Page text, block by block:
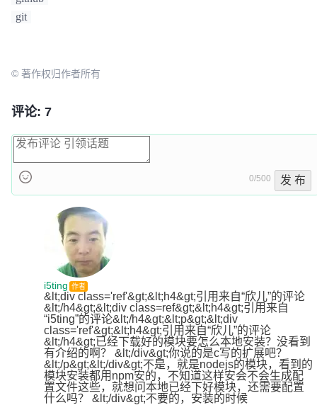
git
© 著作权归作者所有
评论: 7
0/500 发 布
i5ting 作者
&lt;div class='ref'&gt;&lt;h4&gt;引用来自“欣儿”的评论
&lt;/h4&gt;&lt;div class=ref&gt;&lt;h4&gt;引用来自
“i5ting”的评论&lt;/h4&gt;&lt;p&gt;&lt;div
class='ref'&gt;&lt;h4&gt;引用来自“欣儿”的评论
&lt;/h4&gt;已经下载好的模块要怎么本地安装？没看到
有介绍的啊？ &lt;/div&gt;你说的是c写的扩展吧？
&lt;/p&gt;&lt;/div&gt;不是，就是nodejs的模块，看到的
模块安装都用npm安的，不知道这样安会不会生成配
置文件这些，就想问本地已经下好模块，还需要配置
什么吗？ &lt;/div&gt;不要的，安装的时候